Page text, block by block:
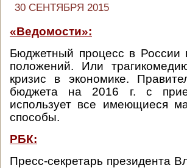
30 СЕНТЯБРЯ 2015
«Ведомости»:
Бюджетный процесс в
положений. Или
кризис в экономике.
бюджета на 2016 г. с
использует все имеющиеся
способы.
РБК:
Пресс-секретарь президента